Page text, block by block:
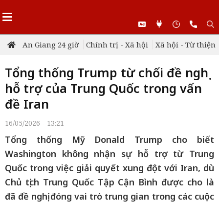
An Giang 24 giờ Chính trị - Xã hội Xã hội - Từ thiện
Tổng thống Trump từ chối đề nghị
hỗ trợ của Trung Quốc trong vấn
đề Iran
16/05/2026 - 13:21
Tổng thống Mỹ Donald Trump cho biết
Washington không nhận sự hỗ trợ từ Trung
Quốc trong việc giải quyết xung đột với Iran, dù
Chủ tịch Trung Quốc Tập Cận Bình được cho là
đã đề nghị đóng vai trò trung gian trong các cuộc